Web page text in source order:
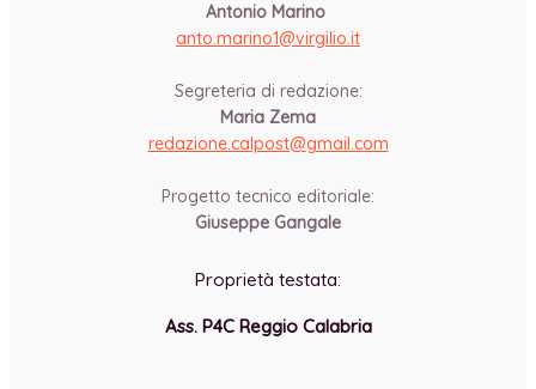
Antonio Marino
anto.marino1@virgilio.it
Segreteria di redazione:
Maria Zema
redazione.calpost@gmail.com
Progetto tecnico editoriale:
Giuseppe Gangale
Proprietà testata:
Ass. P4C Reggio Calabria